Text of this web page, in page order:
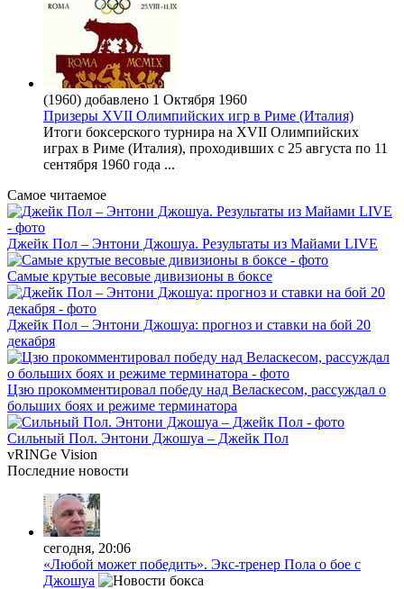
(1960) добавлено 1 Октября 1960
Призеры XVII Олимпийских игр в Риме (Италия)
Итоги боксерского турнира на XVII Олимпийских
играх в Риме (Италия), проходивших с 25 августа по 11
сентября 1960 года ...
Самое читаемое
Джейк Пол – Энтони Джошуа. Результаты из Майами LIVE
Самые крутые весовые дивизионы в боксе
Джейк Пол – Энтони Джошуа: прогноз и ставки на бой 20
декабря
Цзю прокомментировал победу над Веласкесом, рассуждал о
больших боях и режиме терминатора
Сильный Пол. Энтони Джошуа – Джейк Пол
vRINGe Vision
Последние новости
сегодня, 20:06
«Любой может победить». Экс-тренер Пола о бое с
Джошуа